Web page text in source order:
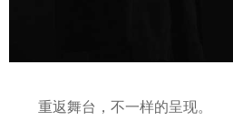
重返舞台，不一样的呈现。